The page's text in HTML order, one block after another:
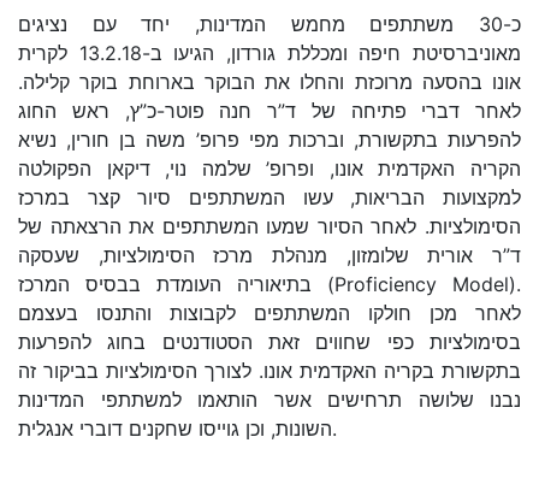
כ-30 משתתפים מחמש המדינות, יחד עם נציגים
מאוניברסיטת חיפה ומכללת גורדון, הגיעו ב-13.2.18 לקרית
אונו בהסעה מרוכזת והחלו את הבוקר בארוחת בוקר קלילה.
לאחר דברי פתיחה של ד”ר חנה פוטר-כ”ץ, ראש החוג
להפרעות בתקשורת, וברכות מפי פרופ’ משה בן חורין, נשיא
הקריה האקדמית אונו, ופרופ’ שלמה נוי, דיקאן הפקולטה
למקצועות הבריאות, עשו המשתתפים סיור קצר במרכז
הסימולציות. לאחר הסיור שמעו המשתתפים את הרצאתה של
ד”ר אורית שלומזון, מנהלת מרכז הסימולציות, שעסקה
בתיאוריה העומדת בבסיס המרכז (Proficiency Model).
לאחר מכן חולקו המשתתפים לקבוצות והתנסו בעצמם
בסימולציות כפי שחווים זאת הסטודנטים בחוג להפרעות
בתקשורת בקריה האקדמית אונו. לצורך הסימולציות בביקור זה
נבנו שלושה תרחישים אשר הותאמו למשתתפי המדינות
השונות, וכן גוייסו שחקנים דוברי אנגלית.